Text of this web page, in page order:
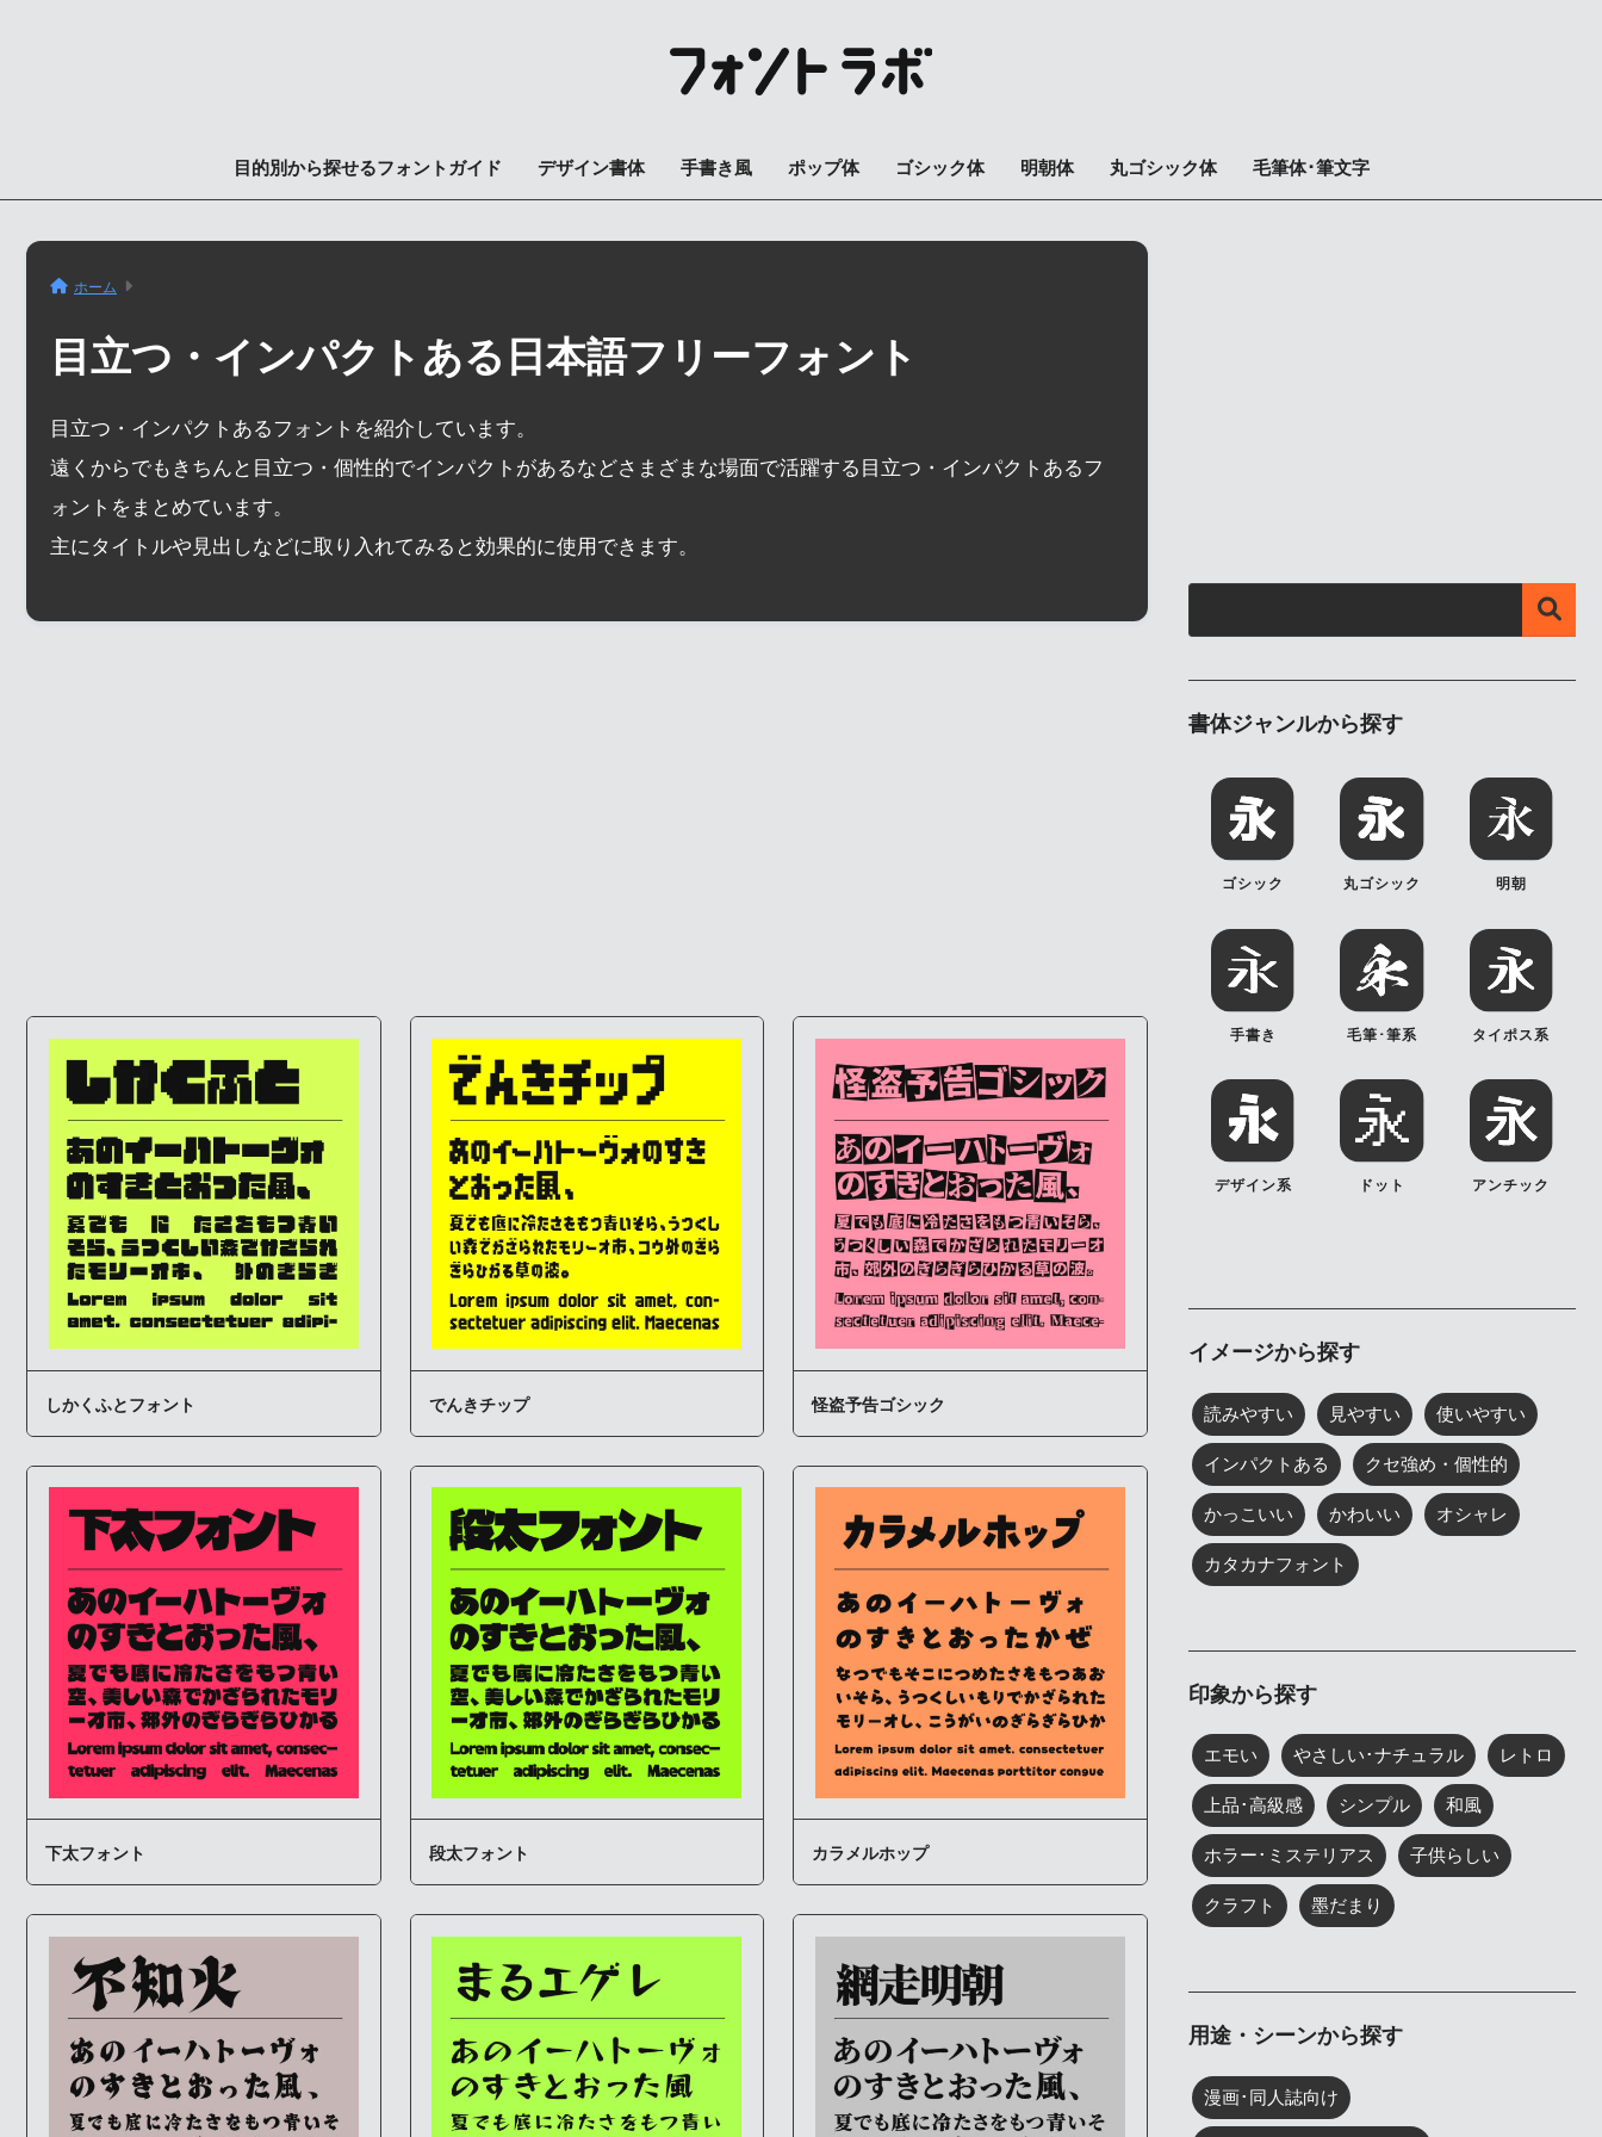
目的別から探せるフォントガイド デザイン書体 手書き風 ポップ体 ゴシック体 明朝体 丸ゴシック体 毛筆体･筆文字
ホーム
目立つ・インパクトある日本語フリーフォント
目立つ・インパクトあるフォントを紹介しています。
遠くからでもきちんと目立つ・個性的でインパクトがあるなどさまざまな場面で活躍する目立つ・インパクトあるフ
ォントをまとめています。
主にタイトルや見出しなどに取り入れてみると効果的に使用できます。
しかくふとフォント でんきチップ 怪盗予告ゴシック
下太フォント 段太フォント カラメルホップ
書体ジャンルから探す
ゴシック 丸ゴシック 明朝
手書き 毛筆･筆系 タイポス系
デザイン系 ドット アンチック
イメージから探す
読みやすい 見やすい 使いやすい
インパクトある クセ強め・個性的
かっこいい かわいい オシャレ
カタカナフォント
印象から探す
エモい やさしい･ナチュラル レトロ
上品･高級感 シンプル 和風
ホラー･ミステリアス 子供らしい
クラフト 墨だまり
用途・シーンから探す
漫画･同人誌向け